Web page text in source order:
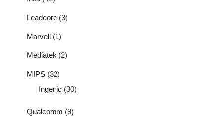
Leadcore (3)
Marvell (1)
Mediatek (2)
MIPS (32)
Ingenic (30)
Qualcomm (9)